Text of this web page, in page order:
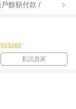
餘額付款 /
私訊賣家